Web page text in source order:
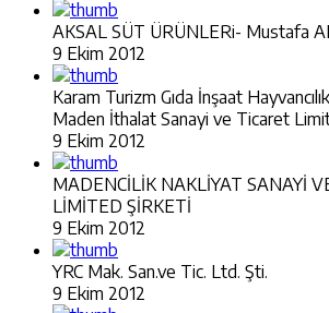
AKSAL SÜT ÜRÜNLERi- Mustafa
9 Ekim 2012
Karam Turizm Gıda İnşaat
Maden İthalat Sanayi ve Ticaret
9 Ekim 2012
MADENCİLİK NAKLİYAT SANAYİ
LİMİTED ŞİRKETİ
9 Ekim 2012
YRC Mak. San.ve Tic. Ltd. Şti.
9 Ekim 2012